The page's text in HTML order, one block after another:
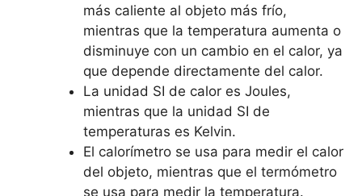
más caliente al objeto más frío,
mientras que la temperatura aumenta o
disminuye con un cambio en el calor, ya
que depende directamente del calor.
La unidad SI de calor es Joules,
mientras que la unidad SI de
temperaturas es Kelvin.
El calorímetro se usa para medir el calor
del objeto, mientras que el termómetro
se usa para medir la temperatura.